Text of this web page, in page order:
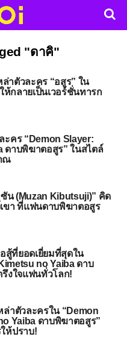
"ดาคิ"
ล่าตัวละคร “อสูร” ใน
ห้กลายเป็นเวอร์ชั่นทารก
คร “Demon Slayer:
ดาบพิฆาตอสูร” ในสไตล์
ณ
น (Muzan Kibutsuji)” คิด
ขา ที่แฟนดาบพิฆาตอสูร
สู้ที่ยอดเยี่ยมที่สุดใน
no Yaiba ดาบ
งใจแฟนทั่วโลก!
าตัวละครใน “Demon
Yaiba ดาบพิฆาตอสูร”
ห้ปราบ!